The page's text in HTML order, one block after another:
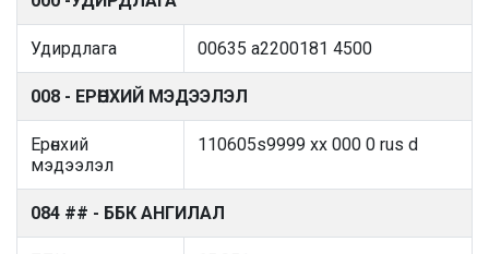
Удирдлага 00635 a2200181 4500
008 - ЕРӨНХИЙ МЭДЭЭЛЭЛ
Ерөнхий
мэдээлэл
110605s9999 xx 000 0 rus d
084 ## - ББК АНГИЛАЛ